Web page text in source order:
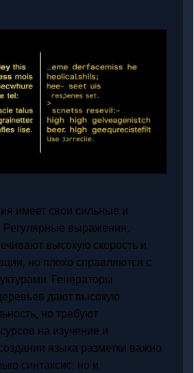
имеет свои сильные и
Регулярные выражения,
высокую скорость и
но плохо справляются с
Генераторы
дают высокую
но требуют
на изучение и
языка разметки важно
синтаксис, но и